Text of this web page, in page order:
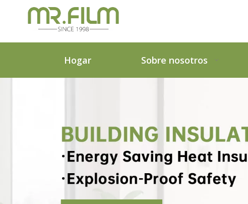
Hogar Sobre nosotros